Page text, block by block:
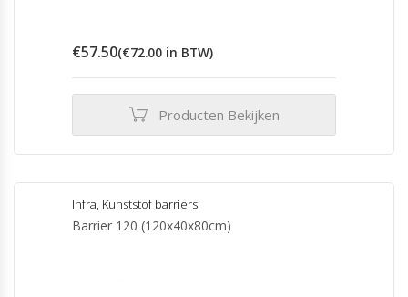
€57.50(€72.00 in BTW)
Producten Bekijken
Infra, Kunststof barriers
Barrier 120 (120x40x80cm)